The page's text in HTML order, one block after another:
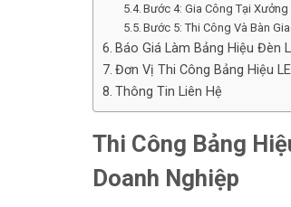
Bước 4: Gia Công Tại Xưởng
Bước 5: Thi Công Và Bàn
Báo Giá Làm Bảng Hiệu Đèn
Đơn Vị Thi Công Bảng Hiệu
Thông Tin Liên Hệ
Thi Công Bảng
Doanh Nghiệp